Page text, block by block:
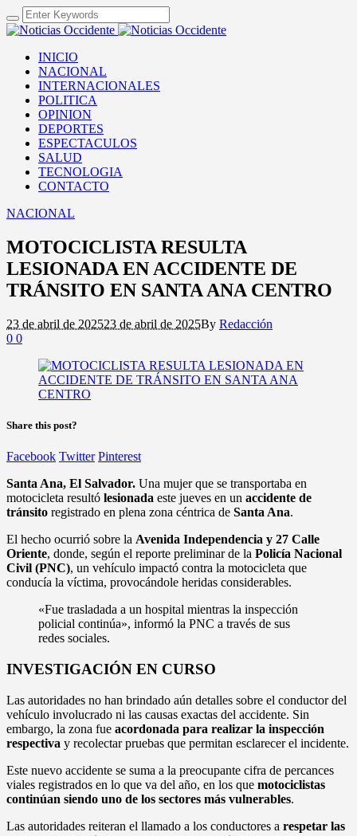
INICIO
NACIONAL
INTERNACIONALES
POLITICA
OPINION
DEPORTES
ESPECTACULOS
SALUD
TECNOLOGIA
CONTACTO
NACIONAL
MOTOCICLISTA RESULTA
LESIONADA EN ACCIDENTE DE
TRÁNSITO EN SANTA ANA CENTRO
23 de abril de 202523 de abril de 2025By Redacción
0 0
Share this post?
Facebook Twitter Pinterest
Santa Ana, El Salvador. Una mujer que se transportaba en
motocicleta resultó lesionada este jueves en un accidente de
tránsito registrado en plena zona céntrica de Santa Ana.
El hecho ocurrió sobre la Avenida Independencia y 27 Calle
Oriente, donde, según el reporte preliminar de la Policía Nacional
Civil (PNC), un vehículo impactó contra la motocicleta que
conducía la víctima, provocándole heridas considerables.
«Fue trasladada a un hospital mientras la inspección
policial continúa», informó la PNC a través de sus
redes sociales.
INVESTIGACIÓN EN CURSO
Las autoridades no han brindado aún detalles sobre el conductor del
vehículo involucrado ni las causas exactas del accidente. Sin
embargo, la zona fue acordonada para realizar la inspección
respectiva y recolectar pruebas que permitan esclarecer el incidente.
Este nuevo accidente se suma a la preocupante cifra de percances
viales registrados en lo que va del año, en los que motociclistas
continúan siendo uno de los sectores más vulnerables.
Las autoridades reiteran el llamado a los conductores a respetar las